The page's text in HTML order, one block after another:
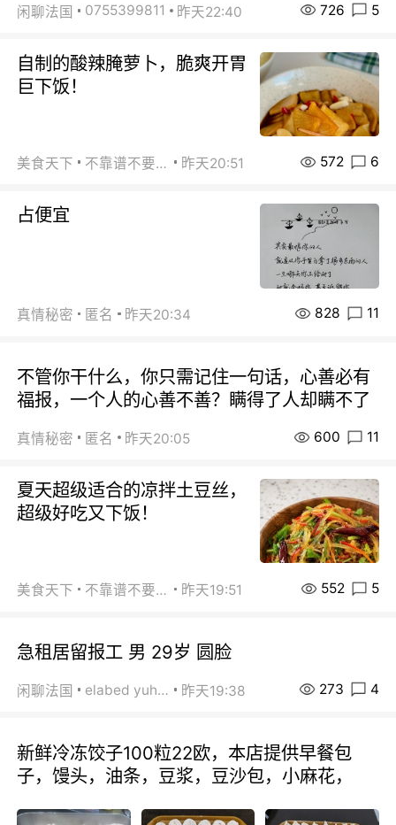
闲聊法国 0755399811 昨天22:40 726 5
自制的酸辣腌萝卜，脆爽开胃
巨下饭！
美食天下 不靠谱不要联系 昨天20:51 572 6
占便宜
真情秘密 匿名 昨天20:34 828 11
不管你干什么，你只需记住一句话，心善必有
福报，一个人的心善不善？瞒得了人却瞒不了
真情秘密 匿名 昨天20:05 600 11
夏天超级适合的凉拌土豆丝，
超级好吃又下饭！
美食天下 不靠谱不要联系 昨天19:51 552 5
急租居留报工 男 29岁 圆脸
闲聊法国 elabed yuhua 昨天19:38 273 4
新鲜冷冻饺子100粒22欧，本店提供早餐包
子，馒头，油条，豆浆，豆沙包，小麻花，